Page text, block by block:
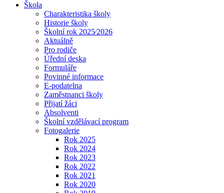
Škola
Charakteristika školy
Historie školy
Školní rok 2025⁄2026
Aktuálně
Pro rodiče
Úřední deska
Formuláře
Povinné informace
E-podatelna
Zaměstnanci školy
Přijatí žáci
Absolventi
Školní vzdělávací program
Fotogalerie
Rok 2025
Rok 2024
Rok 2023
Rok 2022
Rok 2021
Rok 2020